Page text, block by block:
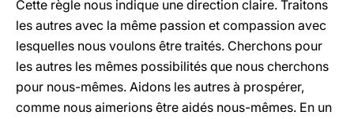
Cette règle nous indique une direction claire. Traitons
les autres avec la même passion et compassion avec
lesquelles nous voulons être traités. Cherchons pour
les autres les mêmes possibilités que nous cherchons
pour nous-mêmes. Aidons les autres à prospérer,
comme nous aimerions être aidés nous-mêmes. En un